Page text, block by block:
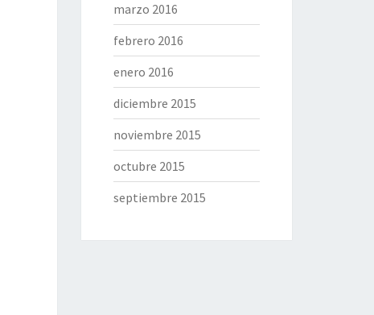
marzo 2016
febrero 2016
enero 2016
diciembre 2015
noviembre 2015
octubre 2015
septiembre 2015